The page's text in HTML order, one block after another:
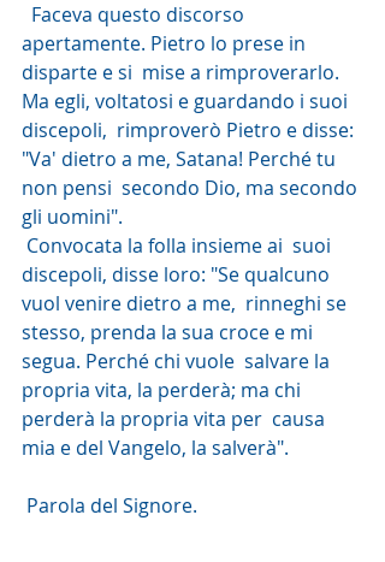
apertamente. Pietro lo prese in
disparte e si  mise a rimproverarlo.
Ma egli, voltatosi e guardando i suoi
discepoli,  rimproverò Pietro e disse:
"Va' dietro a me, Satana! Perché tu
non pensi  secondo Dio, ma secondo
gli uomini".
discepoli, disse loro: "Se qualcuno
vuol venire dietro a me,  rinneghi se
stesso, prenda la sua croce e mi
segua. Perché chi vuole  salvare la
propria vita, la perderà; ma chi
perderà la propria vita per  causa
mia e del Vangelo, la salverà".
Parola del Signore.